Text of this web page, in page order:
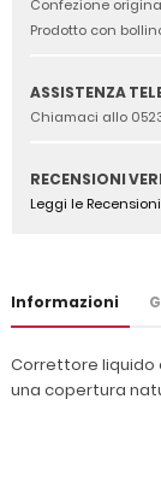
Confezione
Prodotto con
ASSISTENZA
Chiamaci allo 0523
RECENSIONI
Leggi le Recensioni
Informazioni
Correttore
una copertura